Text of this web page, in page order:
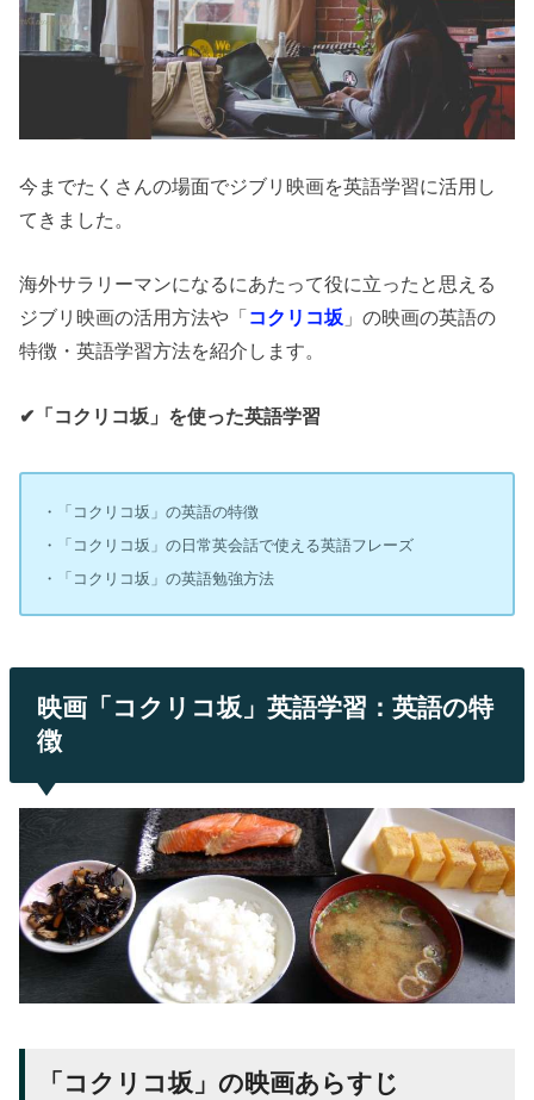
今までたくさんの場面でジブリ映画を英語学習に活用し
てきました。
海外サラリーマンになるにあたって役に立ったと思える
ジブリ映画の活用方法や「コクリコ坂 」の映画の英語の
特徴・英語学習方法を紹介します。
✔︎「コクリコ坂」を使った英語学習
・「コクリコ坂」の英語の特徴
・「コクリコ坂」の日常英会話で使える英語フレーズ
・「コクリコ坂」の英語勉強方法
映画「コクリコ坂」英語学習：英語の特
徴
「コクリコ坂」の映画あらすじ